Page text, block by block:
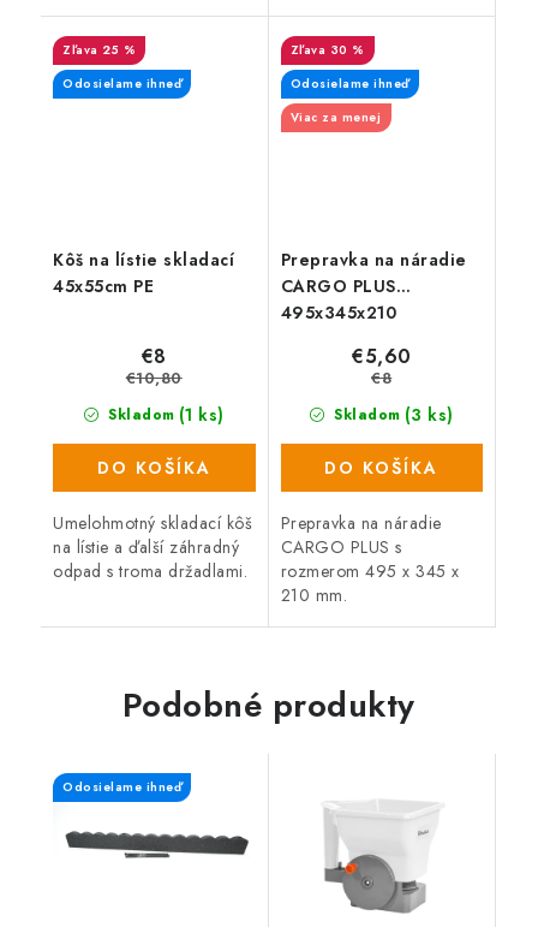
ukotveniu zatrávňovacích
dlažieb.
materiálu. Vďaka svojim
jedinečným vlastnostiam
má široké...
Kôš na lístie skladací
45x55cm PE
25 %
Odosielame ihneď
Skladom (1 ks)
€8
€10,80
DO KOŠÍKA
Umelohmotný skladací kôš
na lístie a ďalší záhradný
odpad s troma držadlami.
Prepravka na náradie
CARGO PLUS
495x345x210
30 %
Odosielame ihneď
Viac za menej
Skladom (3 ks)
€5,60
€8
DO KOŠÍKA
Prepravka na náradie
CARGO PLUS s
rozmerom 495 x 345 x
210 mm.
Podobné produkty
Odosielame ihneď